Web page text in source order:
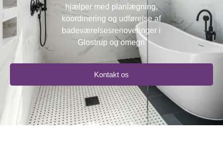
hjælper med planlægning,
koordinering og udførelse af
badeværelsesrenoveringer i
Glostrup og omegn
Kontakt os